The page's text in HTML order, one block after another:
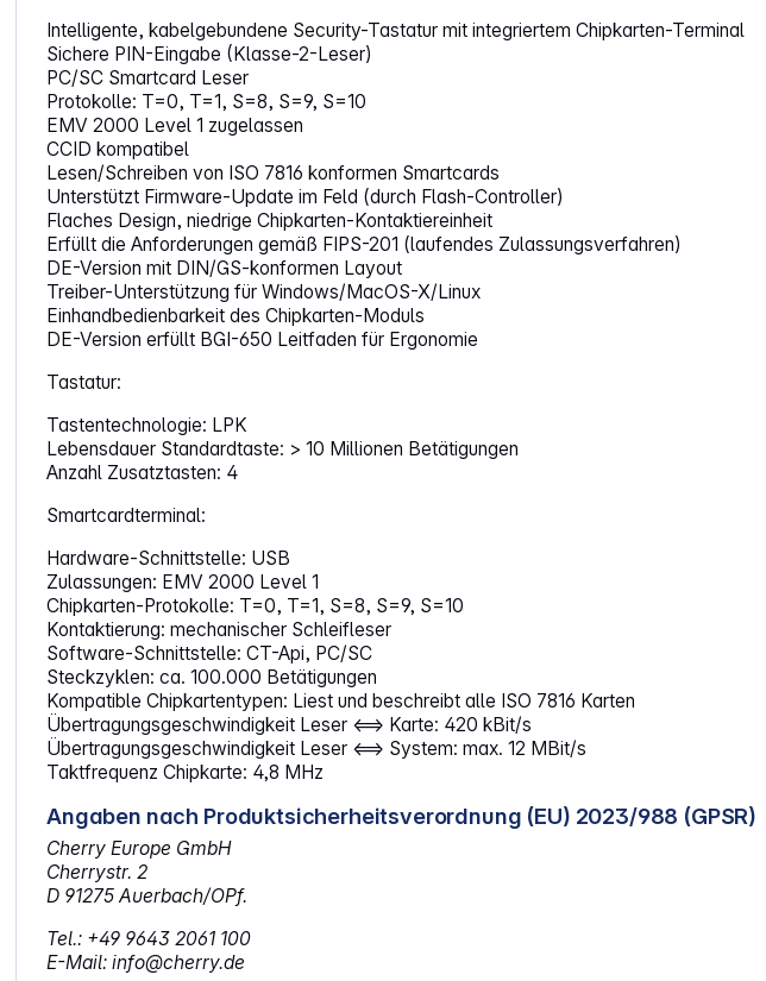
Intelligente, kabelgebundene Security-Tastatur mit integriertem Chipkarten-Terminal
Sichere PIN-Eingabe (Klasse-2-Leser)
PC/SC Smartcard Leser
Protokolle: T=0, T=1, S=8, S=9, S=10
EMV 2000 Level 1 zugelassen
CCID kompatibel
Lesen/Schreiben von ISO 7816 konformen Smartcards
Unterstützt Firmware-Update im Feld (durch Flash-Controller)
Flaches Design, niedrige Chipkarten-Kontaktiereinheit
Erfüllt die Anforderungen gemäß FIPS-201 (laufendes Zulassungsverfahren)
DE-Version mit DIN/GS-konformen Layout
Treiber-Unterstützung für Windows/MacOS-X/Linux
Einhandbedienbarkeit des Chipkarten-Moduls
DE-Version erfüllt BGI-650 Leitfaden für Ergonomie
Tastatur:
Tastentechnologie: LPK
Lebensdauer Standardtaste: > 10 Millionen Betätigungen
Anzahl Zusatztasten: 4
Smartcardterminal:
Hardware-Schnittstelle: USB
Zulassungen: EMV 2000 Level 1
Chipkarten-Protokolle: T=0, T=1, S=8, S=9, S=10
Kontaktierung: mechanischer Schleifleser
Software-Schnittstelle: CT-Api, PC/SC
Steckzyklen: ca. 100.000 Betätigungen
Kompatible Chipkartentypen: Liest und beschreibt alle ISO 7816 Karten
Übertragungsgeschwindigkeit Leser <==> Karte: 420 kBit/s
Übertragungsgeschwindigkeit Leser <==> System: max. 12 MBit/s
Taktfrequenz Chipkarte: 4,8 MHz
Angaben nach Produktsicherheitsverordnung (EU) 2023/988 (GPSR)
Cherry Europe GmbH
Cherrystr. 2
D 91275 Auerbach/OPf.
Tel.: +49 9643 2061 100
E-Mail: info@cherry.de